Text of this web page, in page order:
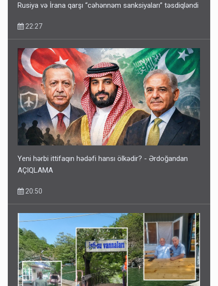
Kartdan karta istədiyiniz qədər köçürmə edə bilərsiniz -
VİDEO
11:06
Rusiya və İrana qarşı “cəhənnəm sanksiyaları” təsdiqləndi
22:27
Yeni hərbi ittifaqın hədəfi hansı ölkədir? - Ərdoğandan
AÇIQLAMA
20:50